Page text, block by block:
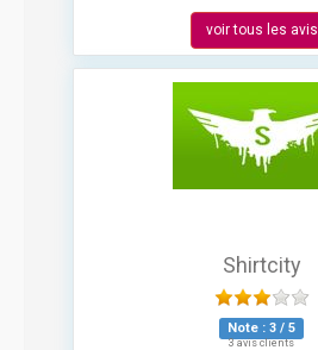
voir tous les avis
Shirtcity
Note : 3 / 5
3 avis clients